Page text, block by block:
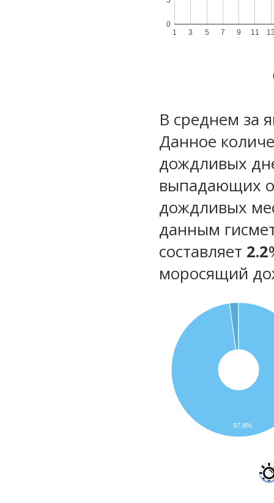
1 3 5 7 9 11
0
В среднем за
Данное
дождливых
выпадающих
дождливых
данным
составляет 2.2
моросящий
97.8%